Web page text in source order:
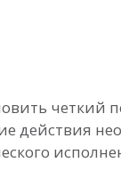
четкий
действия